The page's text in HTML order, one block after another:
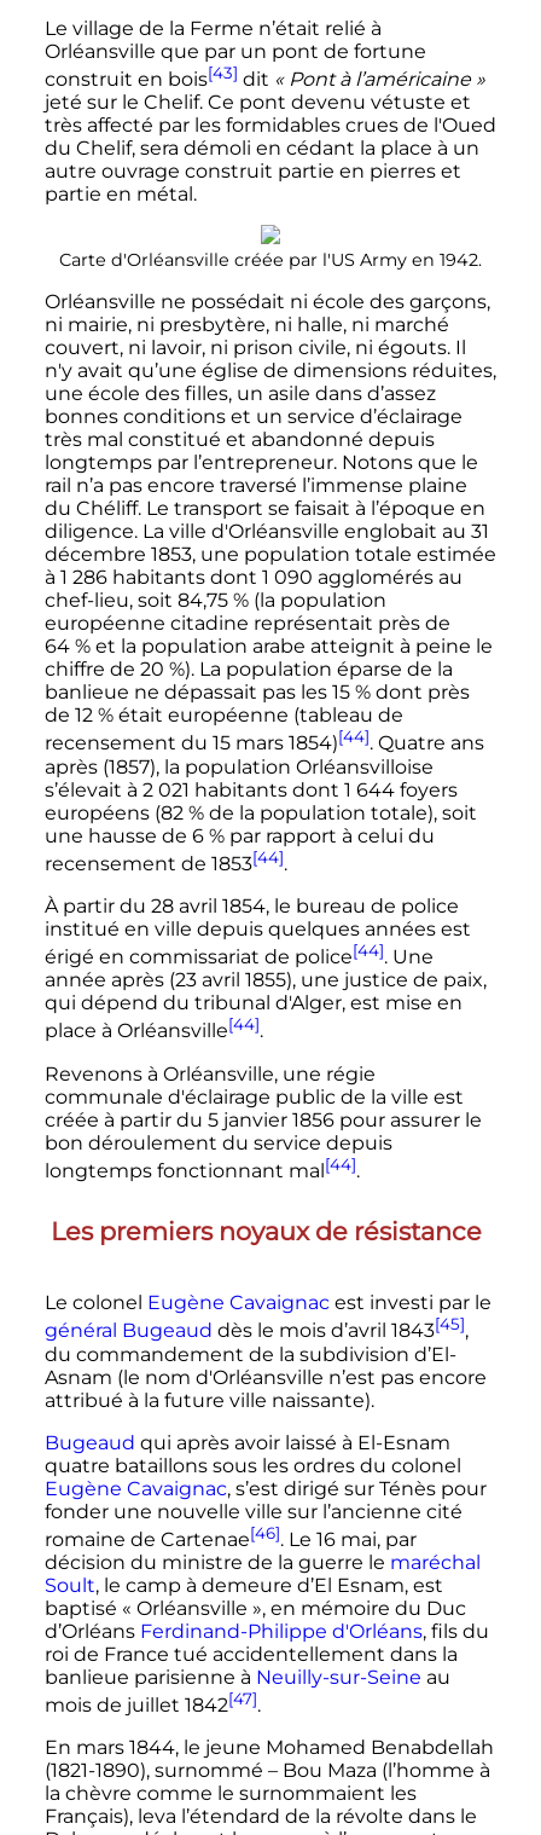
Le village de la Ferme n’était relié à
Orléansville que par un pont de fortune
construit en bois[43] dit « Pont à l’américaine »
jeté sur le Chelif. Ce pont devenu vétuste et
très affecté par les formidables crues de l'Oued
du Chelif, sera démoli en cédant la place à un
autre ouvrage construit partie en pierres et
partie en métal.
Carte d'Orléansville créée par l'US Army en 1942.
Orléansville ne possédait ni école des garçons,
ni mairie, ni presbytère, ni halle, ni marché
couvert, ni lavoir, ni prison civile, ni égouts. Il
n'y avait qu’une église de dimensions réduites,
une école des filles, un asile dans d’assez
bonnes conditions et un service d’éclairage
très mal constitué et abandonné depuis
longtemps par l’entrepreneur. Notons que le
rail n’a pas encore traversé l’immense plaine
du Chéliff. Le transport se faisait à l’époque en
diligence. La ville d'Orléansville englobait au 31
décembre 1853, une population totale estimée
à 1 286 habitantsdont 1 090 agglomérés au
chef-lieu, soit 84,75 % (la population
européenne citadine représentait près de
64 % et la population arabe atteignit à peine le
chiffre de 20 %). La population éparse de la
banlieue ne dépassait pas les 15 % dont près
de 12 % était européenne (tableau de
recensement du 15 mars 1854)[44]. Quatre ans
après (1857), la population Orléansvilloise
s’élevait à 2 021 habitantsdont 1 644 foyers
européens (82 % de la population totale), soit
une hausse de 6 % par rapport à celui du
recensement de 1853[44].
À partir du 28 avril 1854, le bureau de police
institué en ville depuis quelques années est
érigé en commissariat de police[44]. Une
année après (23 avril 1855), une justice de paix,
qui dépend du tribunal d'Alger, est mise en
place à Orléansville[44].
Revenons à Orléansville, une régie
communale d'éclairage public de la ville est
créée à partir du 5 janvier 1856pour assurer le
bon déroulement du service depuis
longtemps fonctionnant mal[44].
Les premiers noyaux de résistance
Le colonel Eugène Cavaignacest investi par le
général Bugeaud dès le mois d’avril 1843[45],
du commandement de la subdivision d’El-
Asnam (le nom d'Orléansville n’est pas encore
attribué à la future ville naissante).
Bugeaud qui après avoir laissé à El-Esnam
quatre bataillons sous les ordres du colonel
Eugène Cavaignac, s’est dirigé sur Ténès pour
fonder une nouvelle ville sur l’ancienne cité
romaine de Cartenae[46]. Le 16 mai, par
décision du ministre de la guerre le maréchal
Soult, le camp à demeure d’El Esnam, est
baptisé « Orléansville », en mémoire du Duc
d’Orléans Ferdinand-Philippe d'Orléans, fils du
roi de France tué accidentellement dans la
banlieue parisienne à Neuilly-sur-Seine au
mois de juillet 1842[47].
En mars 1844, le jeune Mohamed Benabdellah
(1821-1890), surnommé – Bou Maza (l’homme à
la chèvre comme le surnommaient les
Français), leva l’étendard de la révolte dans le